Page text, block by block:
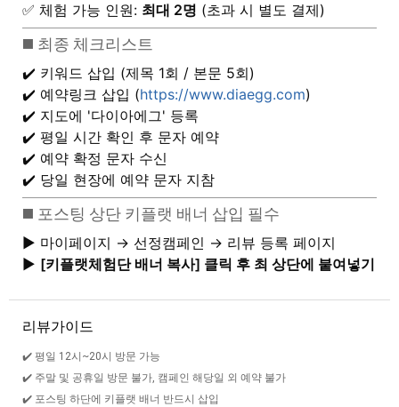
✅ 체험 가능 인원: 최대 2명 (초과 시 별도 결제)
◼️ 최종 체크리스트
✔️ 키워드 삽입 (제목 1회 / 본문 5회)
✔️ 예약링크 삽입 (https://www.diaegg.com)
✔️ 지도에 '다이아에그' 등록
✔️ 평일 시간 확인 후 문자 예약
✔️ 예약 확정 문자 수신
✔️ 당일 현장에 예약 문자 지참
◼️ 포스팅 상단 키플랫 배너 삽입 필수
▶️ 마이페이지 → 선정캠페인 → 리뷰 등록 페이지
▶️ [키플랫체험단 배너 복사] 클릭 후 최 상단에 붙여넣기
리뷰가이드
✔️ 평일 12시~20시 방문 가능
✔️ 주말 및 공휴일 방문 불가, 캠페인 해당일 외 예약 불가
✔️ 포스팅 하단에 키플랫 배너 반드시 삽입